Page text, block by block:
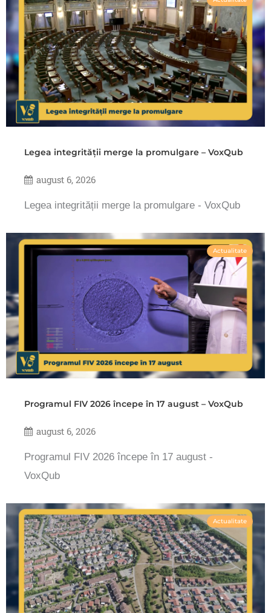
Legea integrității merge la promulgare – VoxQub
august 6, 2026
Legea integrității merge la promulgare - VoxQub
Actualitate
Programul FIV 2026 începe în 17 august – VoxQub
august 6, 2026
Programul FIV 2026 începe în 17 august -
VoxQub
Actualitate